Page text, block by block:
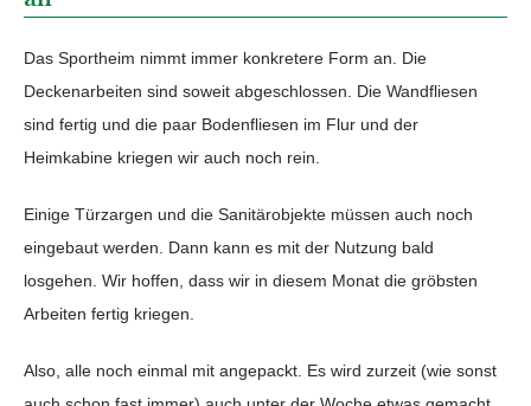
Das Sportheim nimmt immer konkretere Form an. Die
Deckenarbeiten sind soweit abgeschlossen. Die Wandfliesen
sind fertig und die paar Bodenfliesen im Flur und der
Heimkabine kriegen wir auch noch rein.
Einige Türzargen und die Sanitärobjekte müssen auch noch
eingebaut werden. Dann kann es mit der Nutzung bald
losgehen. Wir hoffen, dass wir in diesem Monat die gröbsten
Arbeiten fertig kriegen.
Also, alle noch einmal mit angepackt. Es wird zurzeit (wie sonst